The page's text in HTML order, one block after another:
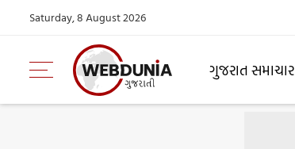
Saturday, 8 August 2026
ગુજરાત સમાચાર